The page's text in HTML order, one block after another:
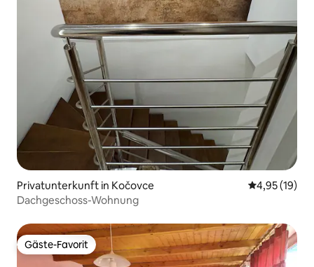
Privatunterkunft in Kočovce
4,95 (19)
Dachgeschoss-Wohnung
Gäste-Favorit
Gäste-Favorit